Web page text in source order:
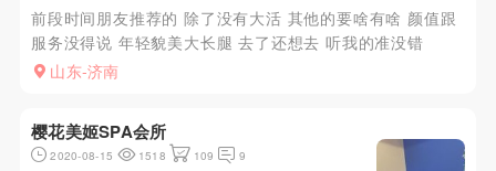
前段时间朋友推荐的 除了没有大活 其他的要啥有啥 颜值跟
服务没得说 年轻貌美大长腿 去了还想去 听我的准没错
山东-济南
樱花美姬SPA会所
2020-08-15 1518 109 9